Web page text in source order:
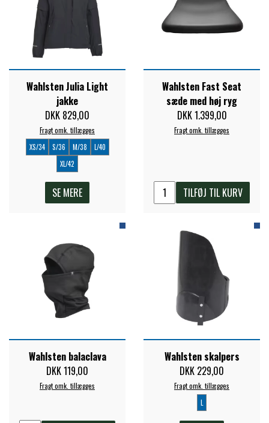
PREMIER EQUINE KØLETERAPI
PREMIER EQUINE GROOMING & STALD
PREMIER EQUINE RYTTER
PHARMACARE
PREMIER EQUINE
TIMER GPS
Wahlsten Julia Light
jakke
DKK 829,00
Fragt omk. tillægges
XS/34
S/36 M/38
L/40
XL/42
SE MERE
Wahlsten Fast Seat
sæde med høj ryg
DKK 1.399,00
Fragt omk. tillægges
TILFØJ TIL KURV
Wahlsten balaclava
DKK 119,00
Fragt omk. tillægges
Wahlsten skalpers
DKK 229,00
Fragt omk. tillægges
L